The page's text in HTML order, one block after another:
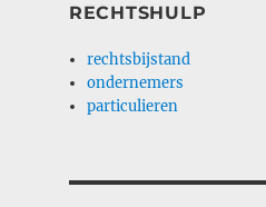
RECHTSHULP
rechtsbijstand
ondernemers
particulieren